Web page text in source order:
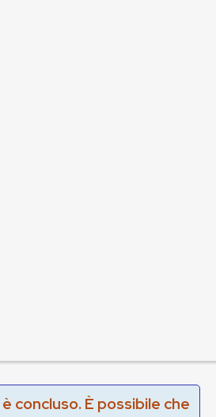
concluso. È possibile che